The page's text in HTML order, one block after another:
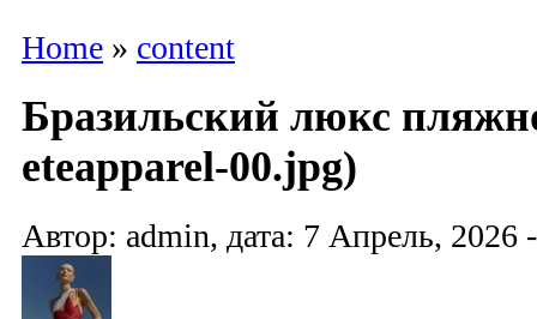
Home » content
Бразильский люкс
eteapparel-00.jpg)
Автор: admin, дата: 7 Апрель, 2026